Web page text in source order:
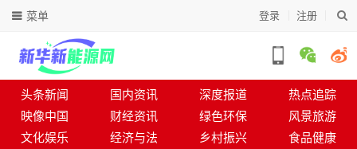
登录 注册
菜单
头条新闻 国内资讯 深度报道
热点追踪
映像中国
财经资讯 绿色环保
风景旅游
文化娱乐
经济与法 乡村振兴 食品健康